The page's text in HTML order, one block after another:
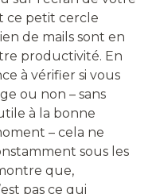
ce petit cercle
de mails sont en
productivité. En
à vérifier si vous
ou non – sans
à la bonne
– cela ne
sous les
que,
pas ce qui